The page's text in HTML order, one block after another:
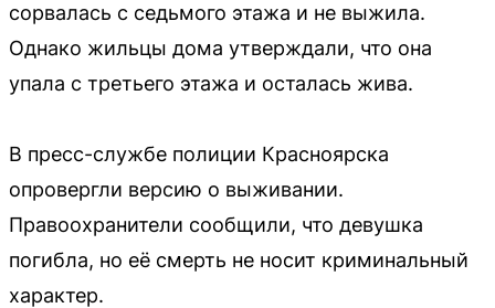
сорвалась с седьмого этажа и не выжила.
Однако жильцы дома утверждали, что она
упала с третьего этажа и осталась жива.
В пресс-службе полиции Красноярска
опровергли версию о выживании.
Правоохранители сообщили, что девушка
погибла, но её смерть не носит криминальный
характер.